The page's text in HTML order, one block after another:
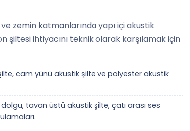
zemin katmanlarında yapı içi akustik
şiltesi ihtiyacını teknik olarak karşılamak için
cam yünü akustik şilte ve polyester akustik
tavan üstü akustik şilte, çatı arası ses